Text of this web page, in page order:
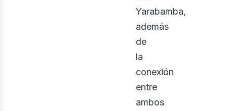
Yarabamba,
además
de
la
conexión
entre
ambos